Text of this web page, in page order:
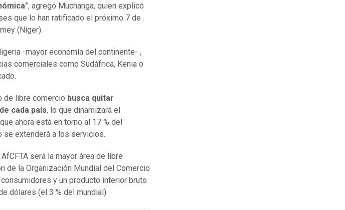
, agregó Muchanga, quien explicó
que lo han ratificado el próximo 7 de
(Níger).
-mayor economía del continente- ,
comerciales como Sudáfrica, Kenia o
de libre comercio busca quitar
cada país, lo que dinamizará el
ahora está en torno al 17 % del
se extenderá a los servicios.
será la mayor área de libre
de la Organización Mundial del Comercio
y un producto interior bruto
dólares (el 3 % del mundial).